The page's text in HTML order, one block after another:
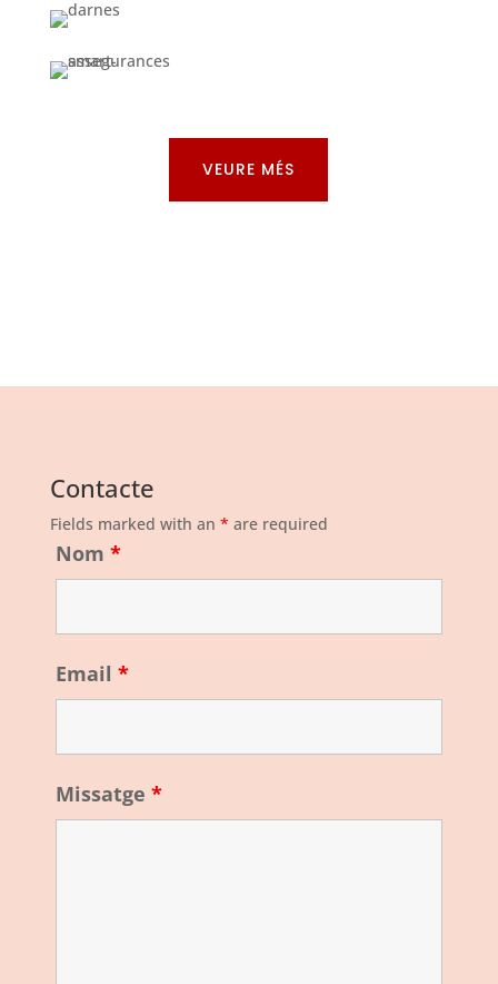
VEURE MÉS
Contacte
Fields marked with an * are required
Nom *
Email *
Missatge *